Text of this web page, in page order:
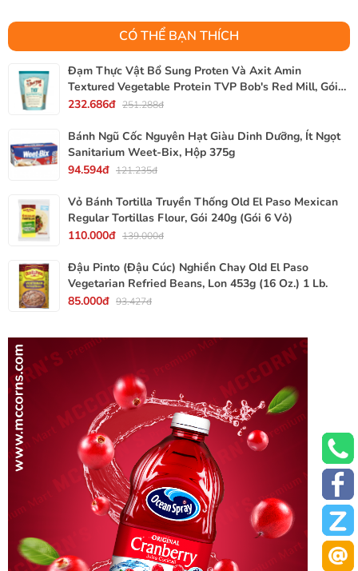
CÓ THỂ BẠN THÍCH
Đạm Thực Vật Bổ Sung Proten Và Axit Amin
Textured Vegetable Protein TVP Bob's Red Mill, Gói
340g, 12 Oz.
232.686đ 251.288đ
Bánh Ngũ Cốc Nguyên Hạt Giàu Dinh Dưỡng, Ít Ngọt
Sanitarium Weet-Bix, Hộp 375g
94.594đ 121.235đ
Vỏ Bánh Tortilla Truyền Thống Old El Paso Mexican
Regular Tortillas Flour, Gói 240g (Gói 6 Vỏ)
110.000đ 139.000đ
Đậu Pinto (Đậu Cúc) Nghiền Chay Old El Paso
Vegetarian Refried Beans, Lon 453g (16 Oz.) 1 Lb.
85.000đ 93.427đ